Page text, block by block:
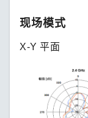
现场模式
X-Y 平面